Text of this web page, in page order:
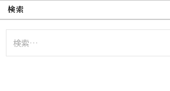
検索
索: